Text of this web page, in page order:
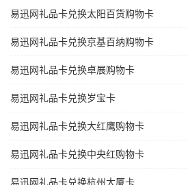
易迅网礼品卡兑换太阳百货购物卡
易迅网礼品卡兑换京基百纳购物卡
易迅网礼品卡兑换卓展购物卡
易迅网礼品卡兑换岁宝卡
易迅网礼品卡兑换大红鹰购物卡
易迅网礼品卡兑换中央红购物卡
易迅网礼品卡兑换杭州大厦卡